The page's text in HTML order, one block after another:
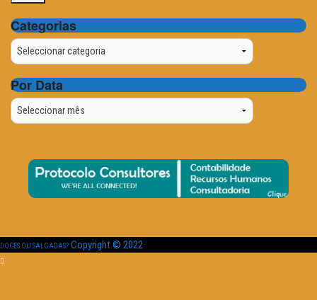
Categorias
Categorias
Por Data
Por
Data
DOCES OU SALGADAS? Copyright © 2022